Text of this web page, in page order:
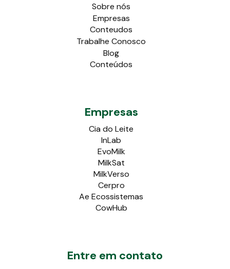
Sobre nós
Empresas
Conteudos
Trabalhe Conosco
Blog
Conteúdos
Empresas
Cia do Leite
InLab
EvoMilk
MilkSat
MilkVerso
Cerpro
Ae Ecossistemas
CowHub
Entre em contato